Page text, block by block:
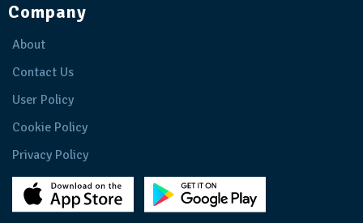
Company
About
Contact Us
User Policy
Cookie Policy
Privacy Policy